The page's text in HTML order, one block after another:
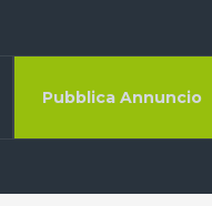
Pubblica Annuncio